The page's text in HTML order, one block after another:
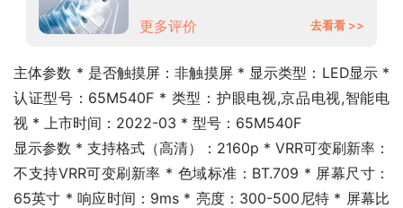
更多评价 去看看 >>
主体参数 * 是否触摸屏：非触摸屏 * 显示类型：LED显示 *
认证型号：65M540F * 类型：护眼电视,京品电视,智能电
视 * 上市时间：2022-03 * 型号：65M540F
显示参数 * 支持格式（高清）：2160p * VRR可变刷新率：
不支持VRR可变刷新率 * 色域标准：BT.709 * 屏幕尺寸：
65英寸 * 响应时间：9ms * 亮度：300-500尼特 * 屏幕比